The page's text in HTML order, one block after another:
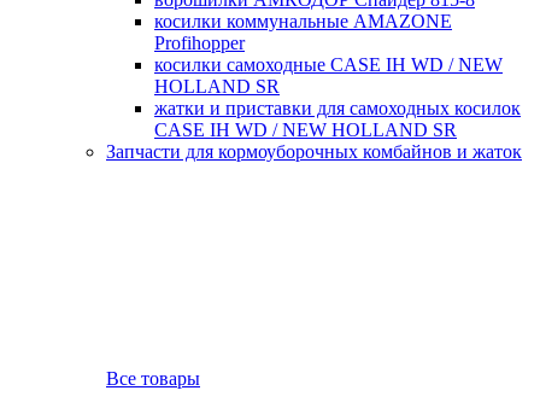
косилки коммунальные AMAZONE
Profihopper
косилки самоходные CASE IH WD / NEW
HOLLAND SR
жатки и приставки для самоходных косилок
CASE IH WD / NEW HOLLAND SR
Запчасти для кормоуборочных комбайнов и жаток
Все товары